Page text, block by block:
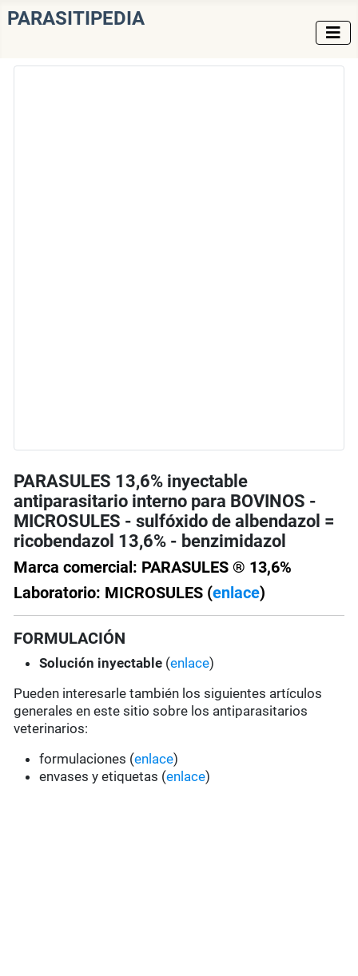
PARASITIPEDIA
PARASULES 13,6% inyectable
antiparasitario interno para BOVINOS -
MICROSULES - sulfóxido de albendazol =
ricobendazol 13,6% - benzimidazol
Marca comercial: PARASULES ® 13,6%
Laboratorio: MICROSULES (enlace)
FORMULACIÓN
Solución inyectable (enlace)
Pueden interesarle también los siguientes artículos
generales en este sitio sobre los antiparasitarios
veterinarios:
formulaciones (enlace)
envases y etiquetas (enlace)